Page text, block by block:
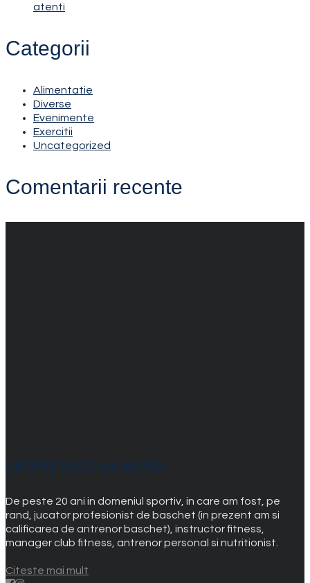
atenti
Categorii
Alimentatie
Diverse
Evenimente
Exercitii
Uncategorized
Comentarii recente
DESPRE BOGDAN ANDREI
De peste 20 ani in domeniul sportiv, in care am fost, pe
rand, jucator profesionist de baschet (in prezent am si
calificarea de antrenor baschet), instructor fitness,
manager club fitness, antrenor personal si nutritionist.
Citeste mai mult